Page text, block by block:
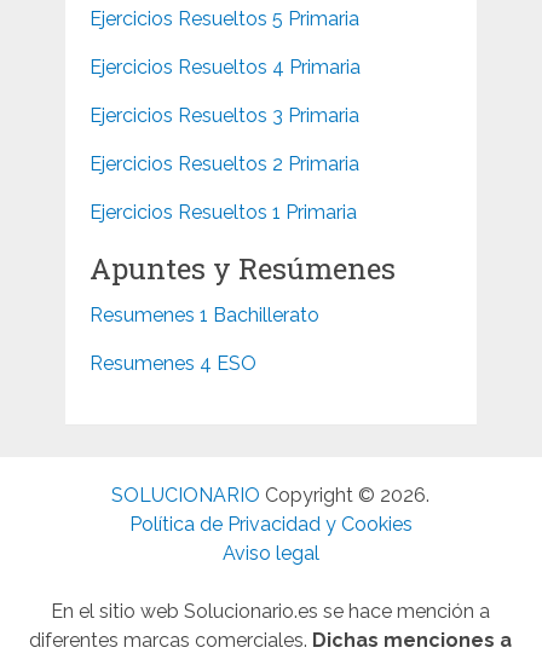
Ejercicios Resueltos 5 Primaria
Ejercicios Resueltos 4 Primaria
Ejercicios Resueltos 3 Primaria
Ejercicios Resueltos 2 Primaria
Ejercicios Resueltos 1 Primaria
Apuntes y Resúmenes
Resumenes 1 Bachillerato
Resumenes 4 ESO
SOLUCIONARIO Copyright © 2026.
Política de Privacidad y Cookies
Aviso legal
En el sitio web Solucionario.es se hace mención a
diferentes marcas comerciales. Dichas menciones a